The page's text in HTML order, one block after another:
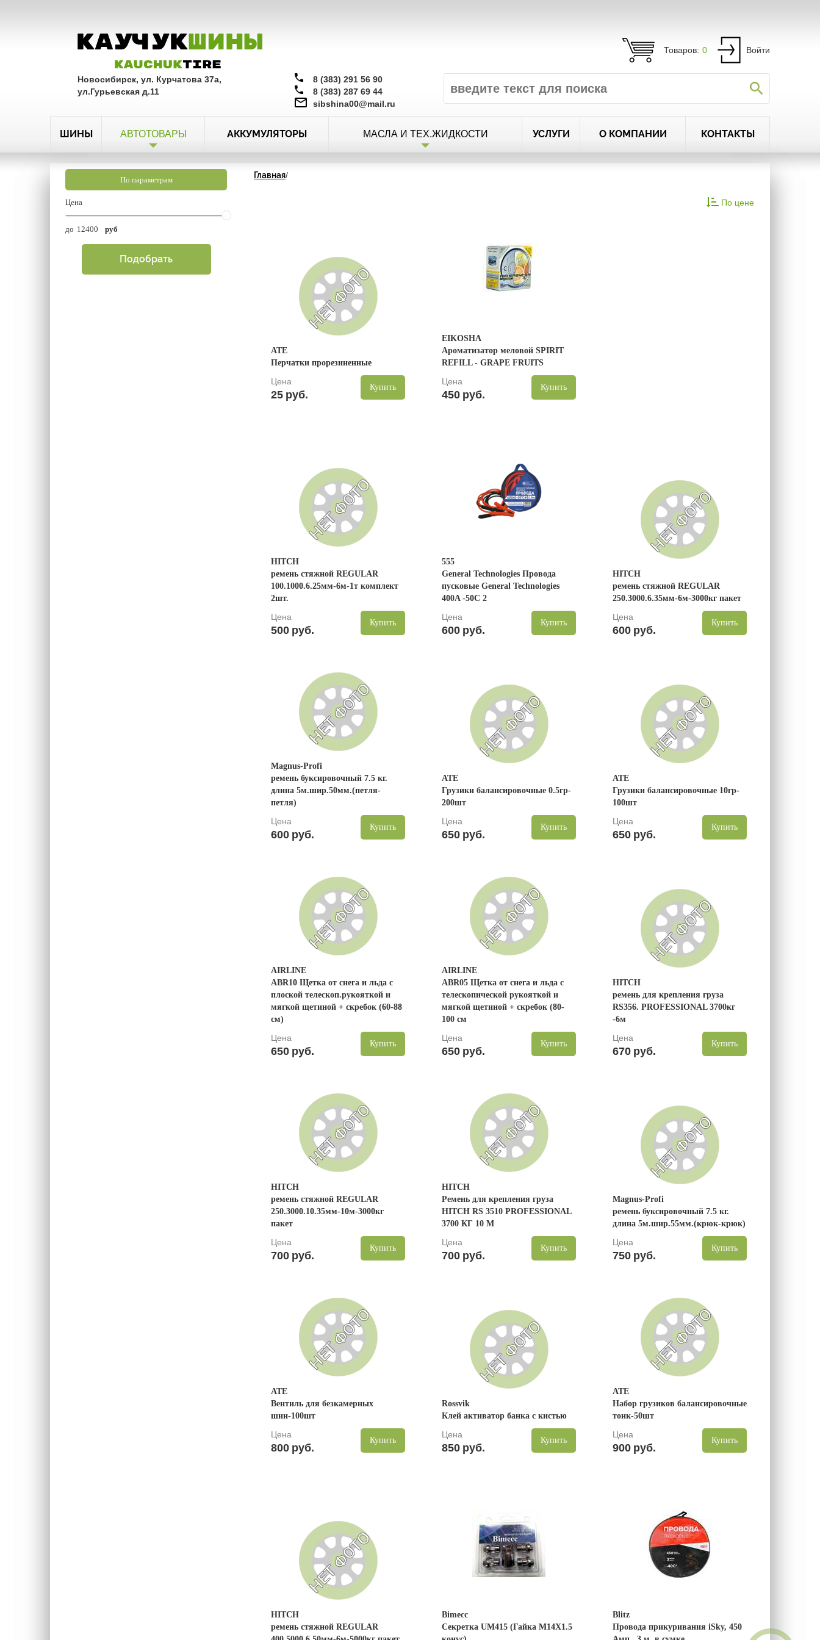
Войти
Товаров: 0
Новосибирск, ул. Курчатова 37а,
ул.Гурьевская д.11
8 (383) 291 56 90
8 (383) 287 69 44
sibshina00@mail.ru
ШИНЫ АВТОТОВАРЫ АККУМУЛЯТОРЫ МАСЛА И ТЕХ.ЖИДКОСТИ УСЛУГИ О КОМПАНИИ КОНТАКТЫ
По параметрам
Цена
до руб
Подобрать
Главная/
По цене
ATE
Перчатки прорезиненные
Цена
25 руб.
Купить
EIKOSHA
Ароматизатор меловой SPIRIT
REFILL - GRAPE FRUITS
Цена
450 руб.
Купить
HITCH
ремень стяжной REGULAR
100.1000.6.25мм-6м-1т комплект
2шт.
Цена
500 руб.
Купить
555
General Technologies Провода
пусковые General Technologies
400A -50C 2
Цена
600 руб.
Купить
HITCH
ремень стяжной REGULAR
250.3000.6.35мм-6м-3000кг пакет
Цена
600 руб.
Купить
Magnus-Profi
ремень буксировочный 7.5 кг.
длина 5м.шир.50мм.(петля-
петля)
Цена
600 руб.
Купить
ATE
Грузики балансировочные 0.5гр-
200шт
Цена
650 руб.
Купить
ATE
Грузики балансировочные 10гр-
100шт
Цена
650 руб.
Купить
AIRLINE
ABR10 Щетка от снега и льда с
плоской телескоп.рукояткой и
мягкой щетиной + скребок (60-88
см)
Цена
650 руб.
Купить
AIRLINE
ABR05 Щетка от снега и льда с
телескопической рукояткой и
мягкой щетиной + скребок (80-
100 см
Цена
650 руб.
Купить
HITCH
ремень для крепления груза
RS356. PROFESSIONAL 3700кг
-6м
Цена
670 руб.
Купить
HITCH
ремень стяжной REGULAR
250.3000.10.35мм-10м-3000кг
пакет
Цена
700 руб.
Купить
HITCH
Ремень для крепления груза
HITCH RS 3510 PROFESSIONAL
3700 КГ 10 М
Цена
700 руб.
Купить
Magnus-Profi
ремень буксировочный 7.5 кг.
длина 5м.шир.55мм.(крюк-крюк)
Цена
750 руб.
Купить
ATE
Вентиль для безкамерных
шин-100шт
Цена
800 руб.
Купить
Rossvik
Клей активатор банка с кистью
Цена
850 руб.
Купить
ATE
Набор грузиков балансировочные
тонк-50шт
Цена
900 руб.
Купить
HITCH
ремень стяжной REGULAR
Bimecc
Секретка UM415 (Гайка M14X1.5
Blitz
Провода прикуривания iSky, 450